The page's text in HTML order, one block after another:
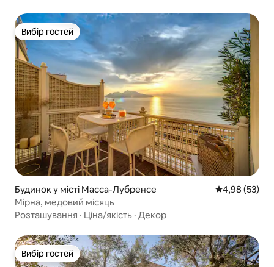
Вибір гостей
Вибір гостей
Будинок у місті Масса-Лубренсе Середня
4,98 (53)
Мірна, медовий місяць
Розташування · Ціна/якість · Декор
Вибір гостей
Вибір гостей